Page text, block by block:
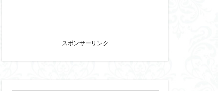
スポンサーリンク